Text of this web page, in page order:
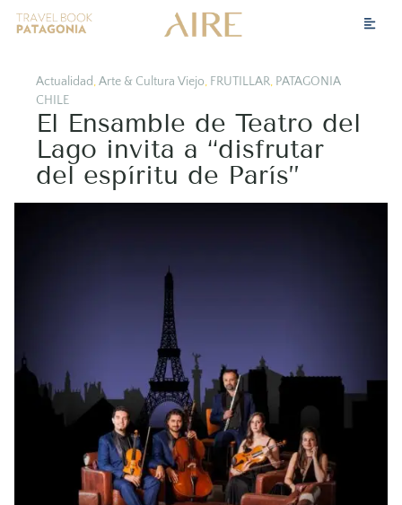
Actualidad,Arte & Cultura Viejo, FRUTILLAR, PATAGONIA
CHILE
El Ensamble de Teatro del
Lago invita a “disfrutar
del espíritu de París”